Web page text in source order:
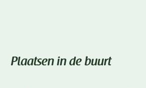
Plaatsen in de buurt